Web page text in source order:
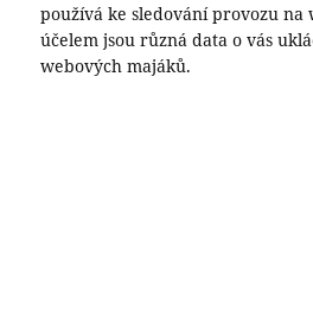
používá ke sledování provozu na
účelem jsou různá data o vás
webových majáků.